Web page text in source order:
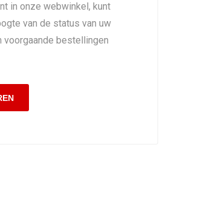
in onze webwinkel, kunt
van de status van uw
voorgaande bestellingen